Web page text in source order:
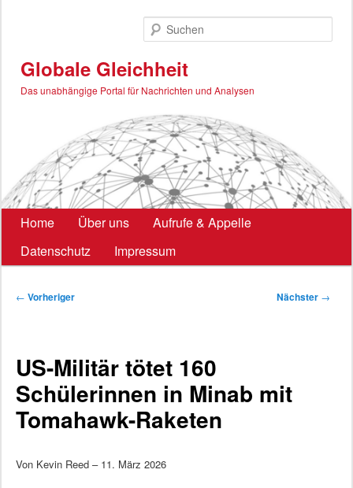
Globale Gleichheit
Das unabhängige Portal für Nachrichten und Analysen
Hauptmenü
Home Über uns
Aufrufe & Appelle
Datenschutz
Impressum
Beitragsnavigation
← Vorheriger Nächster →
US-Militär tötet 160
Schülerinnen in Minab mit
Tomahawk-Raketen
Von Kevin Reed – 11. März 2026